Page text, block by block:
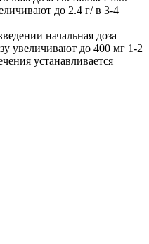
до 2.4 г/ в 3-4
начальная доза
увеличивают до 400 мг 1-2
устанавливается